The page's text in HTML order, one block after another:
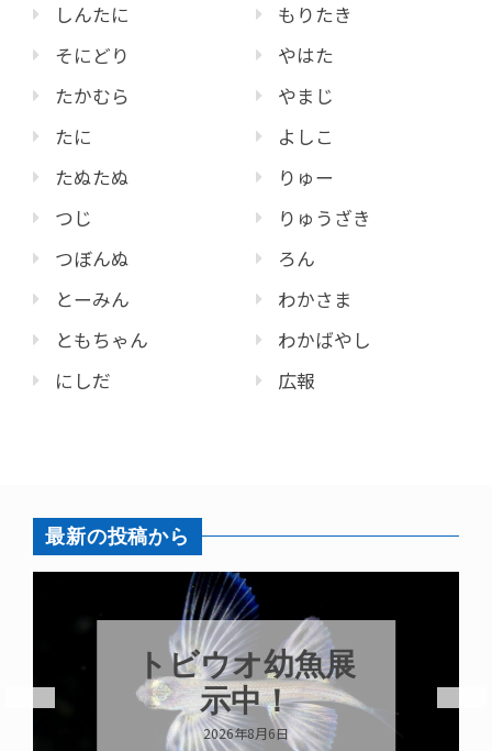
しんたに
そにどり
たかむら
たに
たぬたぬ
つじ
つぼんぬ
とーみん
ともちゃん
にしだ
もりたき
やはた
やまじ
よしこ
りゅー
りゅうざき
ろん
わかさま
わかばやし
広報
最新の投稿から
トビウオ幼魚展
示中！
2026年8月6日